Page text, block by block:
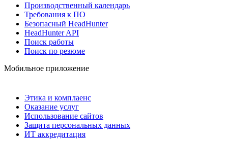
Производственный календарь
Требования к ПО
Безопасный HeadHunter
HeadHunter API
Поиск работы
Поиск по резюме
Мобильное приложение
Этика и комплаенс
Оказание услуг
Использование сайтов
Защита персональных данных
ИТ аккредитация